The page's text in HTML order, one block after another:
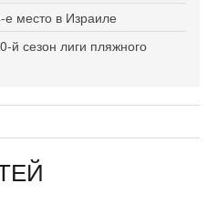
место в Израиле
й сезон лиги пляжного